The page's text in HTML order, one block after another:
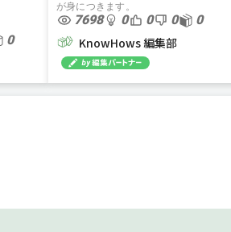
0
が身につきます。
7698 0 0 0 0
KnowHows 編集部